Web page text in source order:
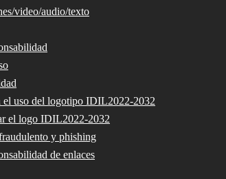
video/audio/texto
el uso del logotipo IDIL2022-2032
el logo IDIL2022-2032
y phishing
de enlaces